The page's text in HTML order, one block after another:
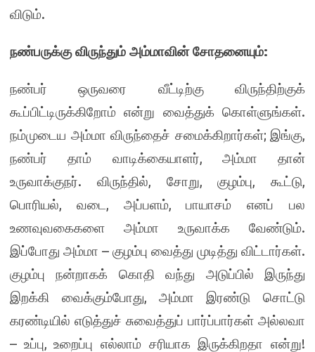
விடும்.
நண்பருக்கு விருந்தும் அம்மாவின் சோதனையும்:
நண்பர் ஒருவரை வீட்டிற்கு விருந்திற்குக்
கூப்பிட்டிருக்கிறோம் என்று வைத்துக் கொள்ளுங்கள்.
நம்முடைய அம்மா விருந்தைச் சமைக்கிறார்கள்; இங்கு,
நண்பர் தாம் வாடிக்கையாளர், அம்மா தான்
உருவாக்குநர். விருந்தில், சோறு,குழம்பு, கூட்டு,
பொரியல், வடை , அப்பளம்,பாயாசம் எனப் பல
உணவுவகைகளை அம்மா உருவாக்க வேண்டும்.
இப்போது அம்மா– குழம்பு வைத்து முடித்து விட்டார்கள்.
குழம்பு நன்றாகக் கொதி வந்து அடுப்பில் இருந்து
இறக்கி வைக்கும்போது, அம்மா இரண்டு சொட்டு
கரண்டியில் எடுத்துச் சுவைத்துப் பார்ப்பார்கள் அல்லவா
– உப்பு,உறைப்பு எல்லாம் சரியாக இருக்கிறதா என்று!